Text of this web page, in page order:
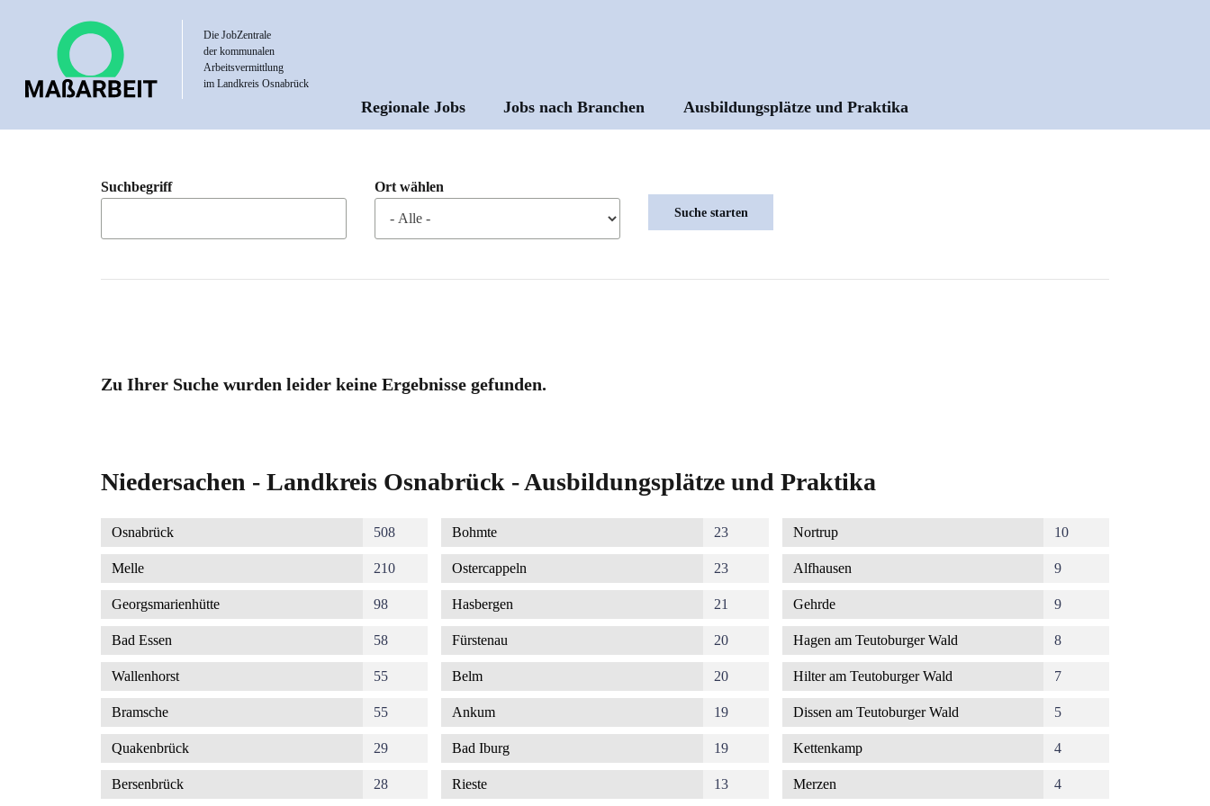
Die JobZentrale
der kommunalen
Arbeitsvermittlung
im Landkreis Osnabrück
Hauptnavigation
Regionale Jobs Jobs nach Branchen Ausbildungsplätze und Praktika
Suchbegriff Ort wählen
Zu Ihrer Suche wurden leider keine Ergebnisse gefunden.
Niedersachen - Landkreis Osnabrück - Ausbildungsplätze und Praktika
Osnabrück 508
Melle 210
Georgsmarienhütte 98
Bad Essen 58
Wallenhorst 55
Bramsche 55
Quakenbrück 29
Bersenbrück 28
Bohmte 23
Ostercappeln 23
Hasbergen 21
Fürstenau 20
Belm 20
Ankum 19
Bad Iburg 19
Rieste 13
Nortrup 10
Alfhausen 9
Gehrde 9
Hagen am Teutoburger Wald 8
Hilter am Teutoburger Wald 7
Dissen am Teutoburger Wald 5
Kettenkamp 4
Merzen 4